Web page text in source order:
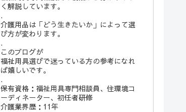
く解説しています。
.
介護用品は「どう生きたいか」によって選
び方が変わります。
.
このブログが
福祉用具選びで迷っている方の参考になれ
ば嬉しいです。
.
保有資格：福祉用具専門相談員、住環境コ
ーディネーター、初任者研修
介護業界歴：11年